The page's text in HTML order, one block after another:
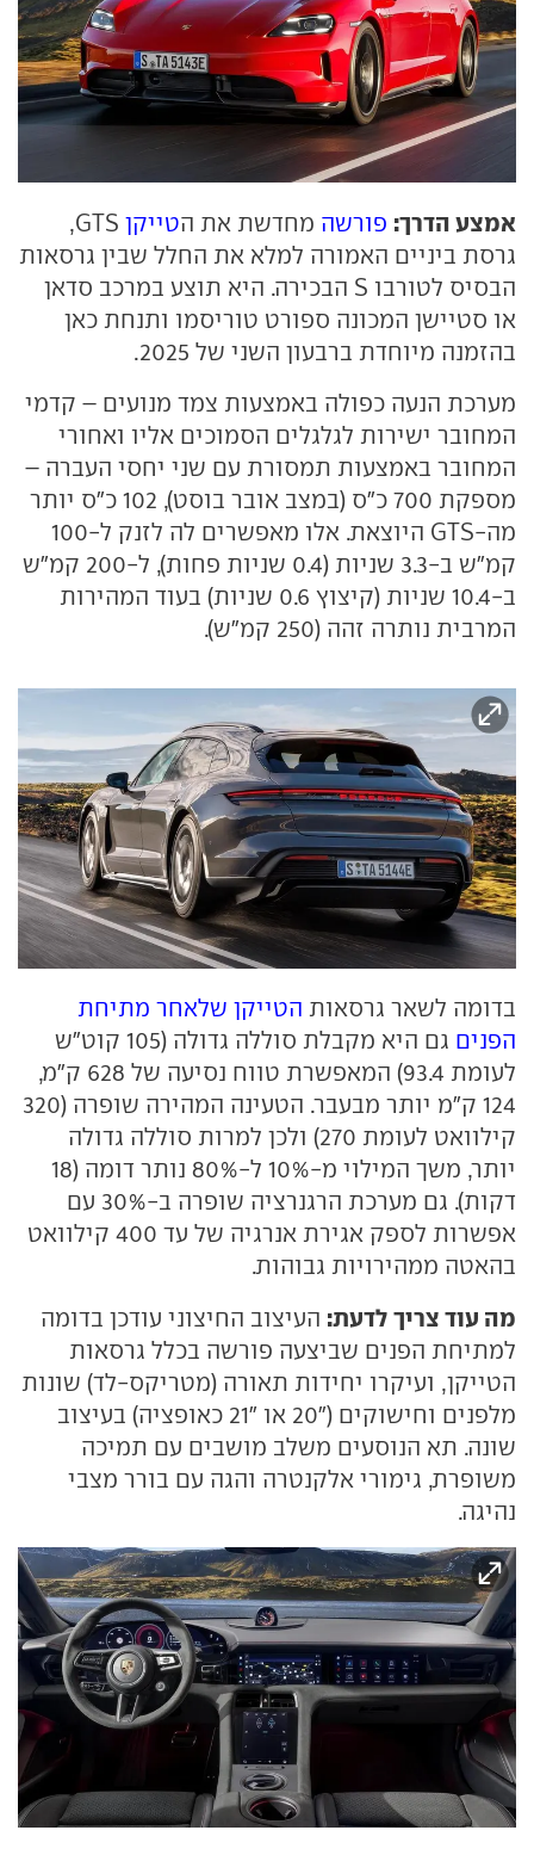
אמצע הדרך: פורשה מחדשת את הטייקן
GTS,
גרסת ביניים האמורה למלא את החלל שבין גרסאות
הבסיס לטורבו S הבכירה. היא תוצע במרכב סדאן
או סטיישן המכונה ספורט טוריסמו ותנחת כאן
בהזמנה מיוחדת ברבעון השני של 2025.
מערכת הנעה כפולה באמצעות צמד מנועים – קדמי
המחובר ישירות לגלגלים הסמוכים אליו ואחורי
המחובר באמצעות תמסורת עם שני יחסי העברה –
מספקת 700 כ"ס (במצב אובר בוסט), 102 כ"ס יותר
מה-GTS היוצאת. אלו מאפשרים לה לזנק ל-100
קמ"ש ב-3.3 שניות (0.4 שניות פחות), ל-200 קמ"ש
ב-10.4 שניות (קיצוץ 0.6 שניות) בעוד המהירות
המרבית נותרה זהה (250 קמ"ש).
בדומה לשאר גרסאות הטייקן שלאחר מתיחת
הפנים
גם היא מקבלת סוללה גדולה (105 קוט"ש
לעומת 93.4) המאפשרת טווח נסיעה של 628 ק"מ,
124 ק"מ יותר מבעבר. הטעינה המהירה שופרה (320
קילוואט לעומת 270) ולכן למרות סוללה גדולה
יותר, משך המילוי מ-10% ל-80% נותר דומה (18
דקות). גם מערכת הרגנרציה שופרה ב-30% עם
אפשרות לספק אגירת אנרגיה של עד 400 קילוואט
בהאטה ממהירויות גבוהות.
מה עוד צריך לדעת: העיצוב החיצוני עודכן בדומה
למתיחת הפנים שביצעה פורשה בכלל גרסאות
הטייקן, ועיקרו יחידות תאורה (מטריקס-לד) שונות
מלפנים וחישוקים ("20 או "21 כאופציה) בעיצוב
שונה. תא הנוסעים משלב מושבים עם תמיכה
משופרת, גימורי אלקנטרה והגה עם בורר מצבי
נהיגה.